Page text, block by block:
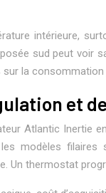
intérieure,
sud peut voir
la
et
Atlantic
modèles filaires
Un thermostat